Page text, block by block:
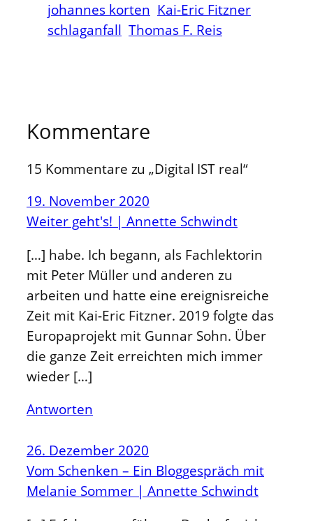
johannes korten Kai-Eric Fitzner
schlaganfall Thomas F. Reis
Kommentare
15 Kommentare zu „Digital IST real“
19. November 2020
Weiter geht's! | Annette Schwindt
[…] habe. Ich begann, als Fachlektorin
mit Peter Müller und anderen zu
arbeiten und hatte eine ereignisreiche
Zeit mit Kai-Eric Fitzner. 2019 folgte das
Europaprojekt mit Gunnar Sohn. Über
die ganze Zeit erreichten mich immer
wieder […]
Antworten
26. Dezember 2020
Vom Schenken – Ein Bloggespräch mit
Melanie Sommer | Annette Schwindt